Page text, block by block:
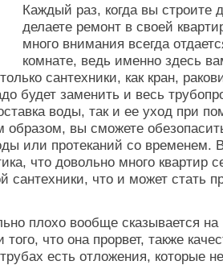
Каждый раз, когда вы строите
делаете ремонт в своей
много внимания всегда
комнате, ведь именно здесь
сантехники, как кран,
будет заменить и весь
воды, так и ее уход при
образом, вы сможете
или протеканий со временем.
что довольно много квартир
сантехники, что и может стать
плохо вообще сказывается
того, что она прорвет, также
есть отложения, которые